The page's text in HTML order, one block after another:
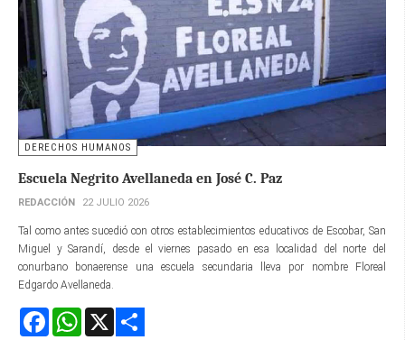
DERECHOS HUMANOS
Escuela Negrito Avellaneda en José C. Paz
REDACCIÓN 22 JULIO 2026
Tal como antes sucedió con otros establecimientos educativos de Escobar, San
Miguel y Sarandí, desde el viernes pasado en esa localidad del norte del
conurbano bonaerense una escuela secundaria lleva por nombre Floreal
Edgardo Avellaneda.
FacebookWhatsApp